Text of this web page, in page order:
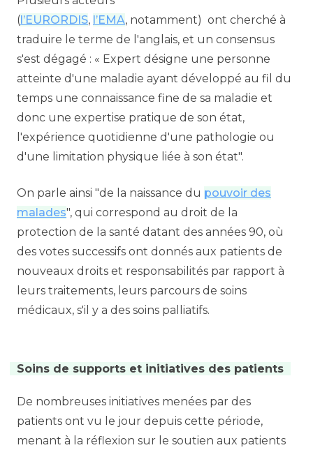
( l’EURORDIS, l’EMA, notamment) ont cherché à
traduire le terme de l'anglais, et un consensus
s'est dégagé : « Expert désigne une personne
atteinte d'une maladie ayant développé au fil du
temps une connaissance fine de sa maladie et
donc une expertise pratique de son état,
l'expérience quotidienne d'une pathologie ou
d'une limitation physique liée à son état".
On parle ainsi "de la naissance du pouvoir des
malades", qui correspond au droit de la
protection de la santé datant des années 90, où
des votes successifs ont donnés aux patients de
nouveaux droits et responsabilités par rapport à
leurs traitements, leurs parcours de soins
médicaux, s'il y a des soins palliatifs.
Soins de supports et initiatives des patients
De nombreuses initiatives menées par des
patients ont vu le jour depuis cette période,
menant à la réflexion sur le soutien aux patients